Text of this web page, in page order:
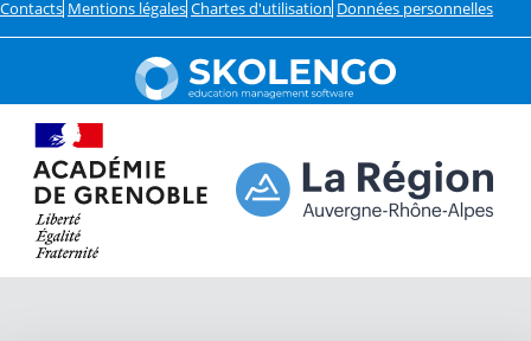
Contacts Mentions légales Chartes d'utilisation Données personnelles